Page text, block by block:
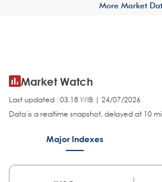
More Market
Market Watch
Last updated : 03.18 WIB | 24/07/2026
Data is a realtime snapshot, delayed at 10
Major Indexes